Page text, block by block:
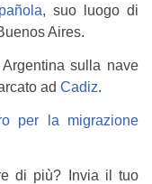
, suo luogo di
Aires.
sulla nave
ad Cadiz.
per la migrazione
di più? Invia il tuo